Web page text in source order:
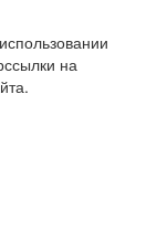
на